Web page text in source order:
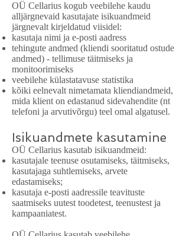
OÜ Cellarius kogub veebilehe kaudu
alljärgnevaid kasutajate isikuandmeid
järgnevalt kirjeldatud viisidel:
kasutaja nimi ja e-posti aadress
tehingute andmed (kliendi sooritatud ostude
andmed) - tellimuse täitmiseks ja
monitoorimiseks
veebilehe külastatavuse statistika
kõiki eelnevalt nimetamata kliendiandmeid,
mida klient on edastanud sidevahendite (nt
telefoni ja arvutivõrgu) teel omal algatusel.
Isikuandmete kasutamine
OÜ Cellarius kasutab isikuandmeid:
kasutajale teenuse osutamiseks, täitmiseks,
kasutajaga suhtlemiseks, arvete
edastamiseks;
kasutaja e-posti aadressile teavituste
saatmiseks uutest toodetest, teenustest ja
kampaaniatest.